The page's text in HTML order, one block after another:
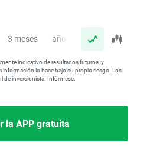
3 meses año
indicativo de resultados futuros, y
información lo hace bajo su propio riesgo. Los
de inversionista. Infórmese.
la APP gratuita